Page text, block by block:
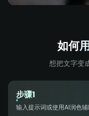
如何
想把文字变
步骤1
输入提示词或使用AI润色辅